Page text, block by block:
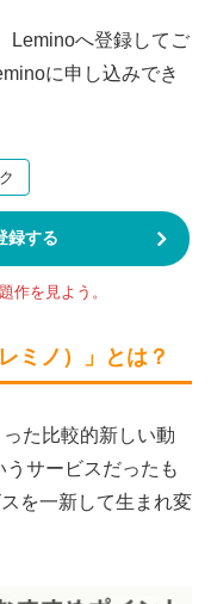
Leminoへ登録してご
に申し込みでき
録する
作を見よう。
ミノ）」とは？
た比較的新しい動
サービスだったも
を一新して生まれ変